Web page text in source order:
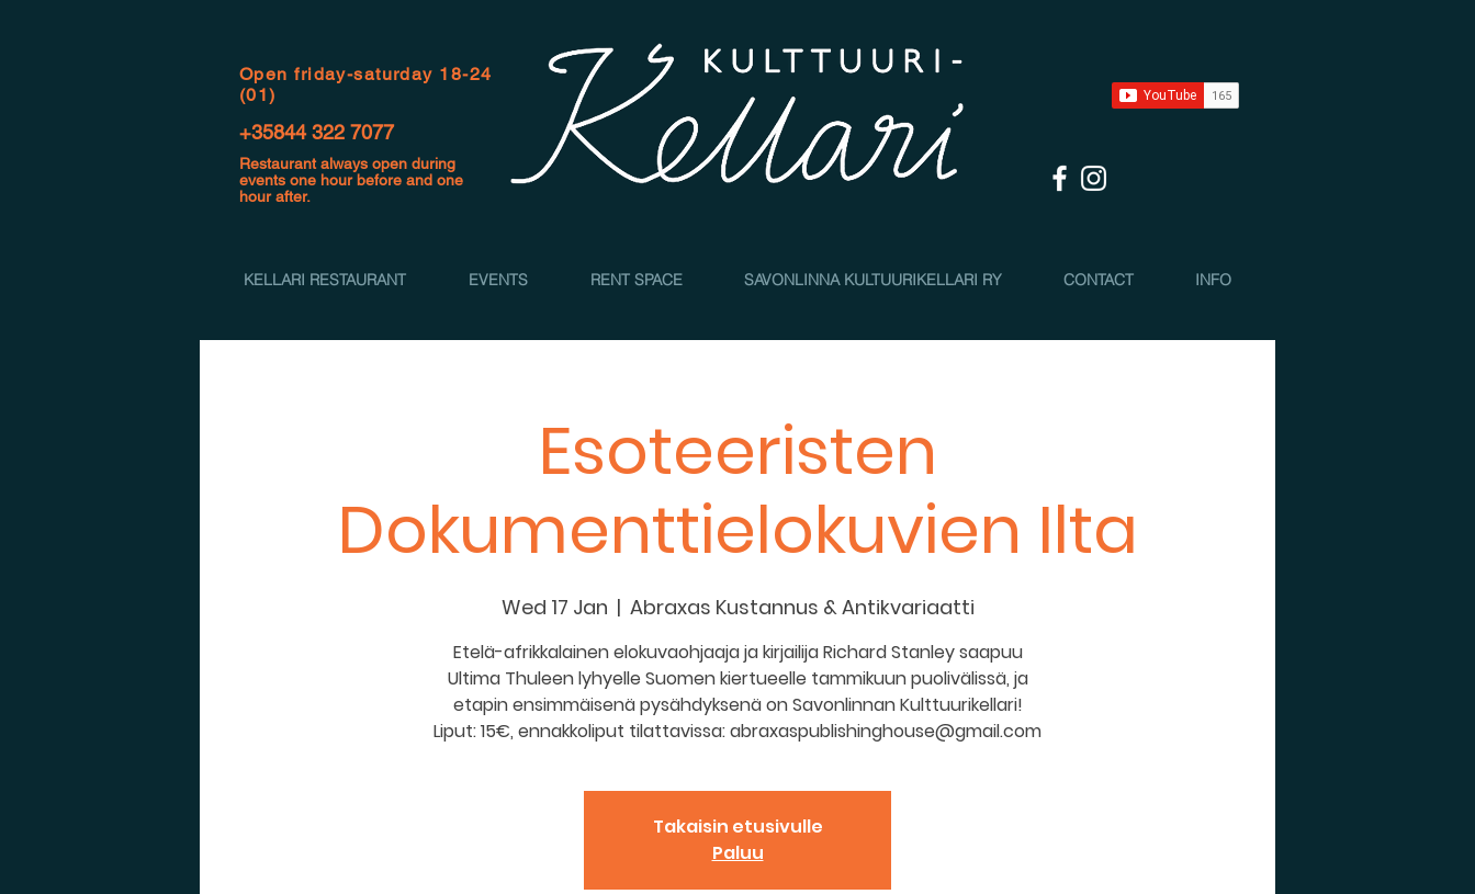
Open friday-saturday 18-24
(01)
+35844 322 7077
Restaurant always open during
events one hour before and one
hour after.
KELLARI RESTAURANT EVENTS RENT SPACE SAVONLINNA KULTUURIKELLARI RY CONTACT INFO
Esoteeristen
Dokumenttielokuvien Ilta
Wed 17 Jan
  |
Abraxas Kustannus & Antikvariaatti
Etelä-afrikkalainen elokuvaohjaaja ja kirjailija Richard Stanley saapuu
Ultima Thuleen lyhyelle Suomen kiertueelle tammikuun puolivälissä, ja
etapin ensimmäisenä pysähdyksenä on Savonlinnan Kulttuurikellari!
Liput: 15€, ennakkoliput tilattavissa: abraxaspublishinghouse@gmail.com
Takaisin etusivulle
Paluu